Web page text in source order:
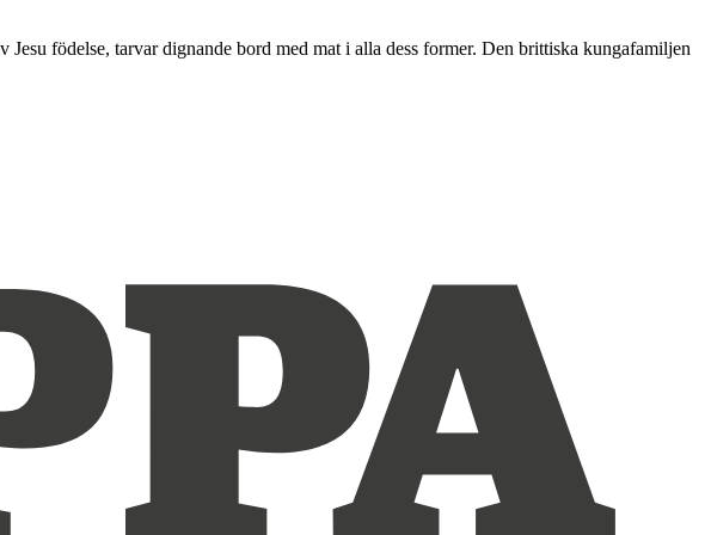
födelse, tarvar dignande bord med mat i alla dess former. Den brittiska kungafamiljen